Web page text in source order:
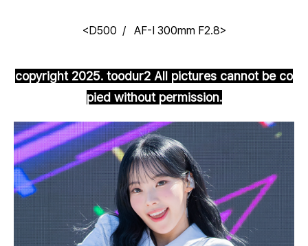
<D500 / AF-I 300mm F2.8>
copyright 2025. toodur2 All pictures cannot be co
pied without permission.